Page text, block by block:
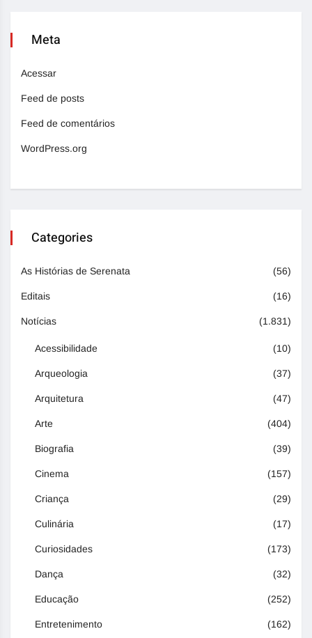
Meta
Acessar
Feed de posts
Feed de comentários
WordPress.org
Categories
As Histórias de Serenata (56)
Editais (16)
Notícias (1.831)
Acessibilidade (10)
Arqueologia (37)
Arquitetura (47)
Arte (404)
Biografia (39)
Cinema (157)
Criança (29)
Culinária (17)
Curiosidades (173)
Dança (32)
Educação (252)
Entretenimento (162)